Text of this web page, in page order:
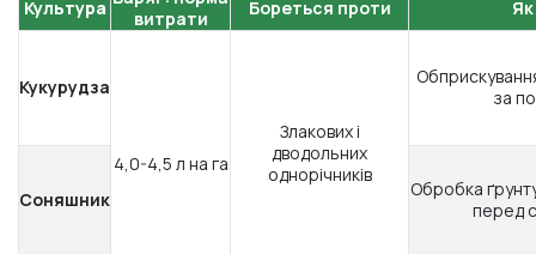
Культура
витрати
Бореться проти
Кукурудза
4,0-4,5 л на га
Злакових і
дводольних
однорічників
за
Соняшник
Обробка
перед